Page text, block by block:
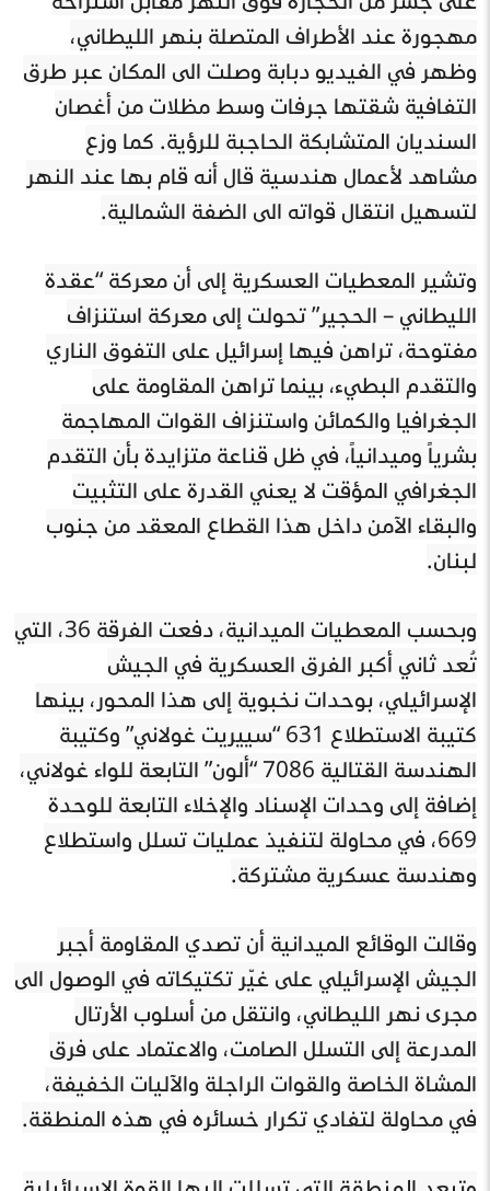
مهجورة عند الأطراف المتصلة بنهر الليطاني،
وظهر في الفيديو دبابة وصلت الى المكان عبر طرق
التفافية شقتها جرفات وسط مظلات من أغصان
السنديان المتشابكة الحاجبة للرؤية. كما وزع
مشاهد لأعمال هندسية قال أنه قام بها عند النهر
لتسهيل انتقال قواته الى الضفة الشمالية.
وتشير المعطيات العسكرية إلى أن معركة “عقدة
الليطاني – الحجير” تحولت إلى معركة استنزاف
مفتوحة، تراهن فيها إسرائيل على التفوق الناري
والتقدم البطيء، بينما تراهن المقاومة على
الجغرافيا والكمائن واستنزاف القوات المهاجمة
بشرياً وميدانياً، في ظل قناعة متزايدة بأن التقدم
الجغرافي المؤقت لا يعني القدرة على التثبيت
والبقاء الآمن داخل هذا القطاع المعقد من جنوب
لبنان.
وبحسب المعطيات الميدانية، دفعت الفرقة 36، التي
تُعد ثاني أكبر الفرق العسكرية في الجيش
الإسرائيلي، بوحدات نخبوية إلى هذا المحور، بينها
كتيبة الاستطلاع 631 “سييريت غولاني” وكتيبة
الهندسة القتالية 7086 “ألون” التابعة للواء غولاني،
إضافة إلى وحدات الإسناد والإخلاء التابعة للوحدة
669، في محاولة لتنفيذ عمليات تسلل واستطلاع
وهندسة عسكرية مشتركة.
وقالت الوقائع الميدانية أن تصدي المقاومة أجبر
الجيش الإسرائيلي على غيّر تكتيكاته في الوصول الى
مجرى نهر الليطاني، وانتقل من أسلوب الأرتال
المدرعة إلى التسلل الصامت، والاعتماد على فرق
المشاة الخاصة والقوات الراجلة والآليات الخفيفة،
في محاولة لتفادي تكرار خسائره في هذه المنطقة.